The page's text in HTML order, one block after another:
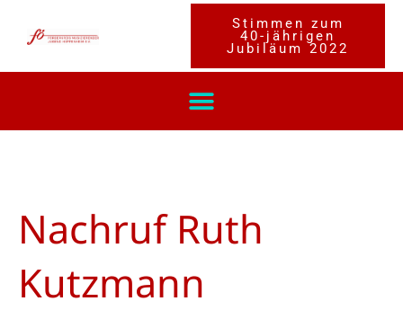
Inhalt
Stimmen zum
40-jährigen
Jubiläum 2022
Nachruf Ruth
Kutzmann